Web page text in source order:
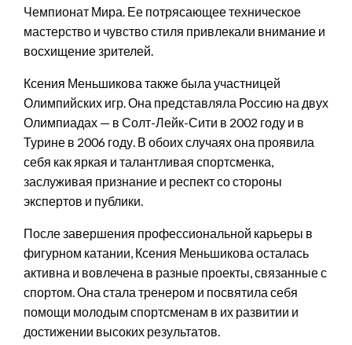
Чемпионат Мира. Ее потрясающее техническое
мастерство и чувство стиля привлекали внимание и
восхищение зрителей.
Ксения Меньшикова также была участницей
Олимпийских игр. Она представляла Россию на двух
Олимпиадах — в Солт-Лейк-Сити в 2002 году и в
Турине в 2006 году. В обоих случаях она проявила
себя как яркая и талантливая спортсменка,
заслуживая признание и респект со стороны
экспертов и публики.
После завершения профессиональной карьеры в
фигурном катании, Ксения Меньшикова осталась
активна и вовлечена в разные проекты, связанные с
спортом. Она стала тренером и посвятила себя
помощи молодым спортсменам в их развитии и
достижении высоких результатов.